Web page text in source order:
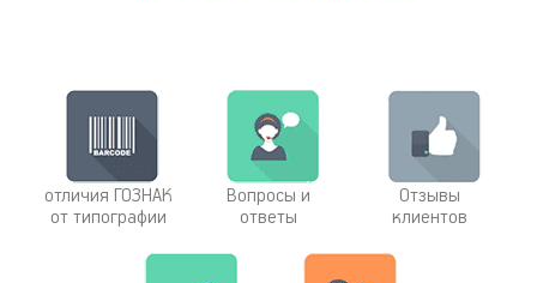
отличия ГОЗНАК
от типографии
Вопросы и
ответы
Отзывы
клиентов